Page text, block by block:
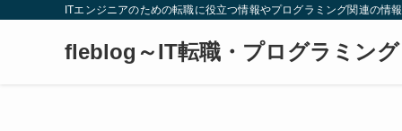
ITエンジニアのための転職に役立つ情報やプログラミング関連の情報
fleblog～IT転職・プログラミング